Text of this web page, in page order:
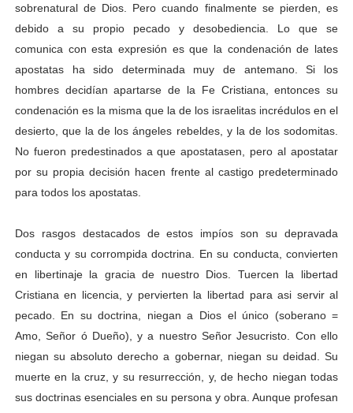
sobrenatural de Dios. Pero cuando finalmente se pierden, es
debido a su propio pecado y desobediencia. Lo que se
comunica con esta expresión es que la condenación de lates
apostatas ha sido determinada muy de antemano. Si los
hombres decidían apartarse de la Fe Cristiana, entonces su
condenación es la misma que la de los israelitas incrédulos en el
desierto, que la de los ángeles rebeldes, y la de los sodomitas.
No fueron predestinados a que apostatasen, pero al apostatar
por su propia decisión hacen frente al castigo predeterminado
para todos los apostatas.
Dos rasgos destacados de estos impíos son su depravada
conducta y su corrompida doctrina. En su conducta, convierten
en libertinaje la gracia de nuestro Dios. Tuercen la libertad
Cristiana en licencia, y pervierten la libertad para asi servir al
pecado. En su doctrina, niegan a Dios el único (soberano =
Amo, Señor ó Dueño), y a nuestro Señor Jesucristo. Con ello
niegan su absoluto derecho a gobernar, niegan su deidad. Su
muerte en la cruz, y su resurrección, y, de hecho niegan todas
sus doctrinas esenciales en su persona y obra. Aunque profesan